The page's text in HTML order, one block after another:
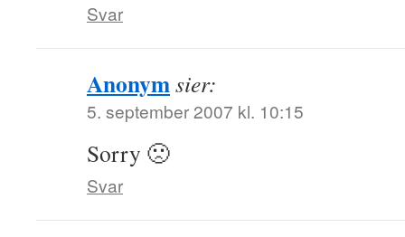
Svar
Anonymsier:
5. september 2007 kl. 10:15
Sorry 🙁
Svar